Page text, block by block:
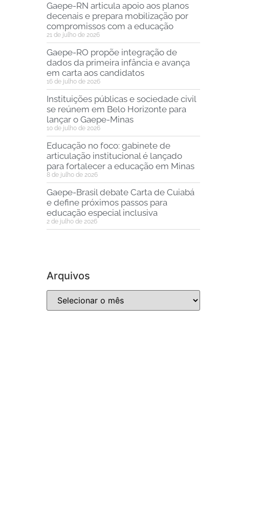
Gaepe-RN articula apoio aos planos
decenais e prepara mobilização por
compromissos com a educação
21 de julho de 2026
Gaepe-RO propõe integração de
dados da primeira infância e avança
em carta aos candidatos
16 de julho de 2026
Instituições públicas e sociedade civil
se reúnem em Belo Horizonte para
lançar o Gaepe-Minas
10 de julho de 2026
Educação no foco: gabinete de
articulação institucional é lançado
para fortalecer a educação em Minas
8 de julho de 2026
Gaepe-Brasil debate Carta de Cuiabá
e define próximos passos para
educação especial inclusiva
2 de julho de 2026
Arquivos